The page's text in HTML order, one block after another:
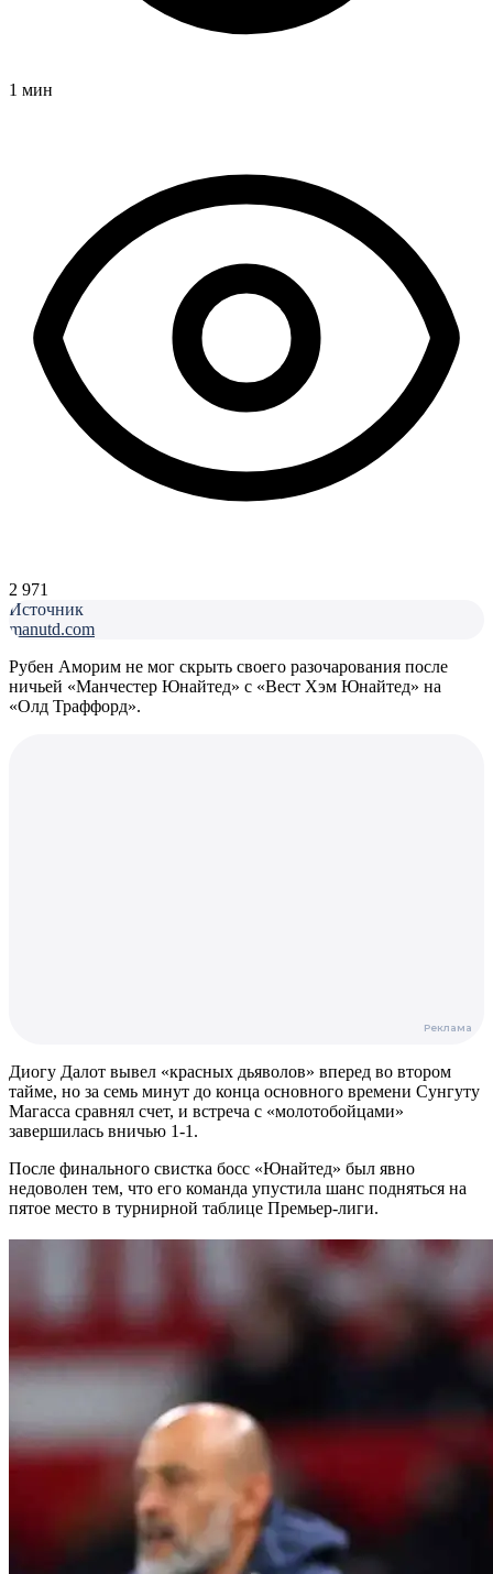
1 мин
2 971
Источник
manutd.com
Рубен Аморим не мог скрыть своего разочарования после
ничьей «Манчестер Юнайтед» с «Вест Хэм Юнайтед» на
«Олд Траффорд».
Диогу Далот вывел «красных дьяволов» вперед во втором
тайме, но за семь минут до конца основного времени Сунгуту
Магасса сравнял счет, и встреча с «молотобойцами»
завершилась вничью 1-1.
После финального свистка босс «Юнайтед» был явно
недоволен тем, что его команда упустила шанс подняться на
пятое место в турнирной таблице Премьер-лиги.